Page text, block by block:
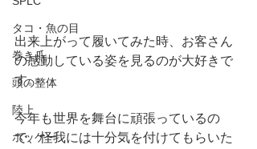
タコ・魚の目
巻き爪
頭の整体
陸上
ホッケー
出来上がって履いてみた時、お客さん
の感動している姿を見るのが大好きで
す。
今年も世界を舞台に頑張っているの
で、怪我には十分気を付けてもらいた